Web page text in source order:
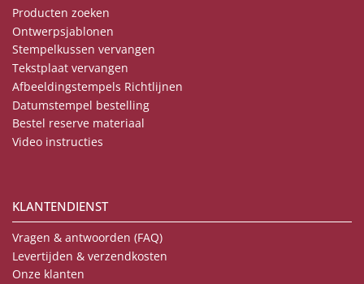
Producten zoeken
Ontwerpsjablonen
Stempelkussen vervangen
Tekstplaat vervangen
Afbeeldingstempels Richtlijnen
Datumstempel bestelling
Bestel reserve materiaal
Video instructies
KLANTENDIENST
Vragen & antwoorden (FAQ)
Levertijden & verzendkosten
Onze klanten